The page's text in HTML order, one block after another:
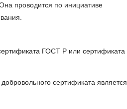
проводится по инициативе
ГОСТ Р или сертификата
сертификата является